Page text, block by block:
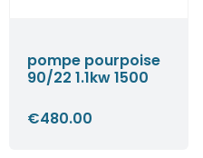
pompe pourpoise
90/22 1.1kw 1500
€480.00